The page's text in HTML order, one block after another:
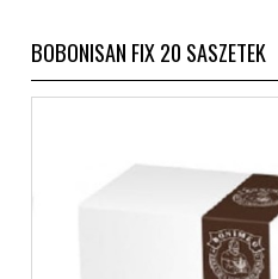
BOBONISAN FIX 20 SASZETEK